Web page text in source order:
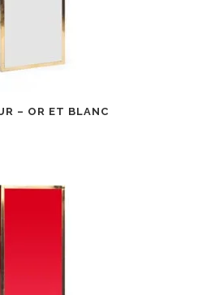
– OR ET BLANC